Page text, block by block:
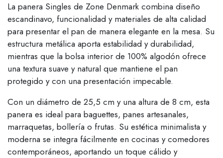
La panera Singles de Zone Denmark combina diseño
escandinavo, funcionalidad y materiales de alta calidad
para presentar el pan de manera elegante en la mesa. Su
estructura metálica aporta estabilidad y durabilidad,
mientras que la bolsa interior de 100% algodón ofrece
una textura suave y natural que mantiene el pan
protegido y con una presentación impecable.
Con un diámetro de 25,5 cm y una altura de 8 cm, esta
panera es ideal para baguettes, panes artesanales,
marraquetas, bollería o frutas. Su estética minimalista y
moderna se integra fácilmente en cocinas y comedores
contemporáneos, aportando un toque cálido y